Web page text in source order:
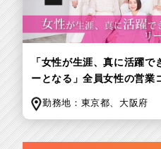
「女性が生涯、真に活躍
ーとなる」全員女性の営業
勤務地： 東京都、 大阪府